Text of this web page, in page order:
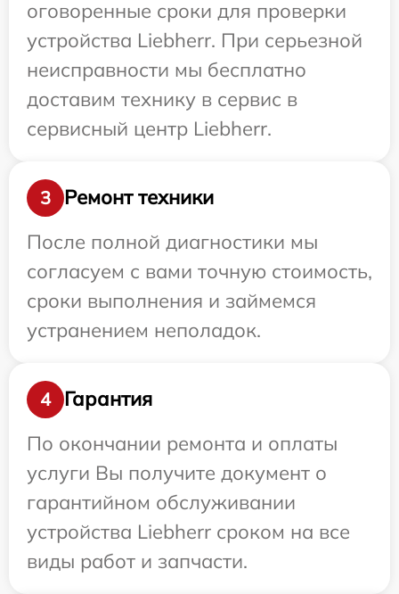
оговоренные сроки для проверки
устройства Liebherr. При серьезной
неисправности мы бесплатно
доставим технику в сервис в
сервисный центр Liebherr.
3
Ремонт техники
После полной диагностики мы
согласуем с вами точную стоимость,
сроки выполнения и займемся
устранением неполадок.
4
Гарантия
По окончании ремонта и оплаты
услуги Вы получите документ о
гарантийном обслуживании
устройства Liebherr сроком на все
виды работ и запчасти.